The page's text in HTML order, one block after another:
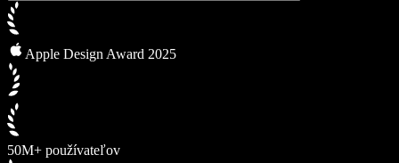
Apple Design Award 2025
50M+ používateľov